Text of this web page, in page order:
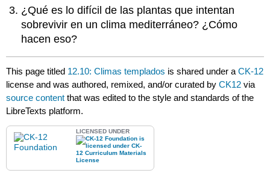
¿Qué es lo difícil de las plantas que intentan
sobrevivir en un clima mediterráneo? ¿Cómo
hacen eso?
This page titled 12.10: Climas templados is shared under aCK-12
license and was authored, remixed, and/or curated byCK12 via
source content that was edited to the style and standards of the
LibreTexts platform.
LICENSED UNDER